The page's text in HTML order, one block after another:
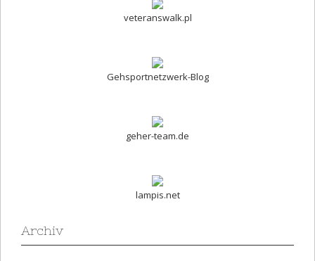
veteranswalk.pl
Gehsportnetzwerk-Blog
geher-team.de
lampis.net
Archiv